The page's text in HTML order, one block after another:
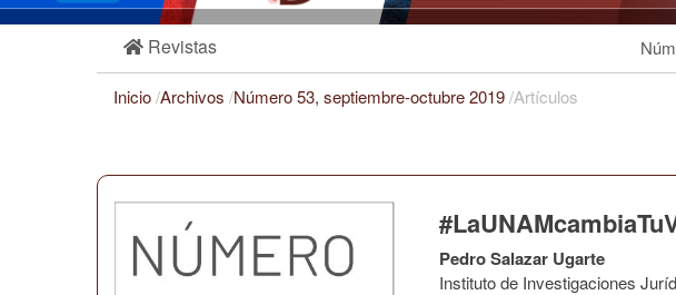
Revistas
Inicio/Archivos /Número 53, septiembre-octubre 2019/Artículos
Pedro Salazar Ugarte
Instituto de Investigaciones